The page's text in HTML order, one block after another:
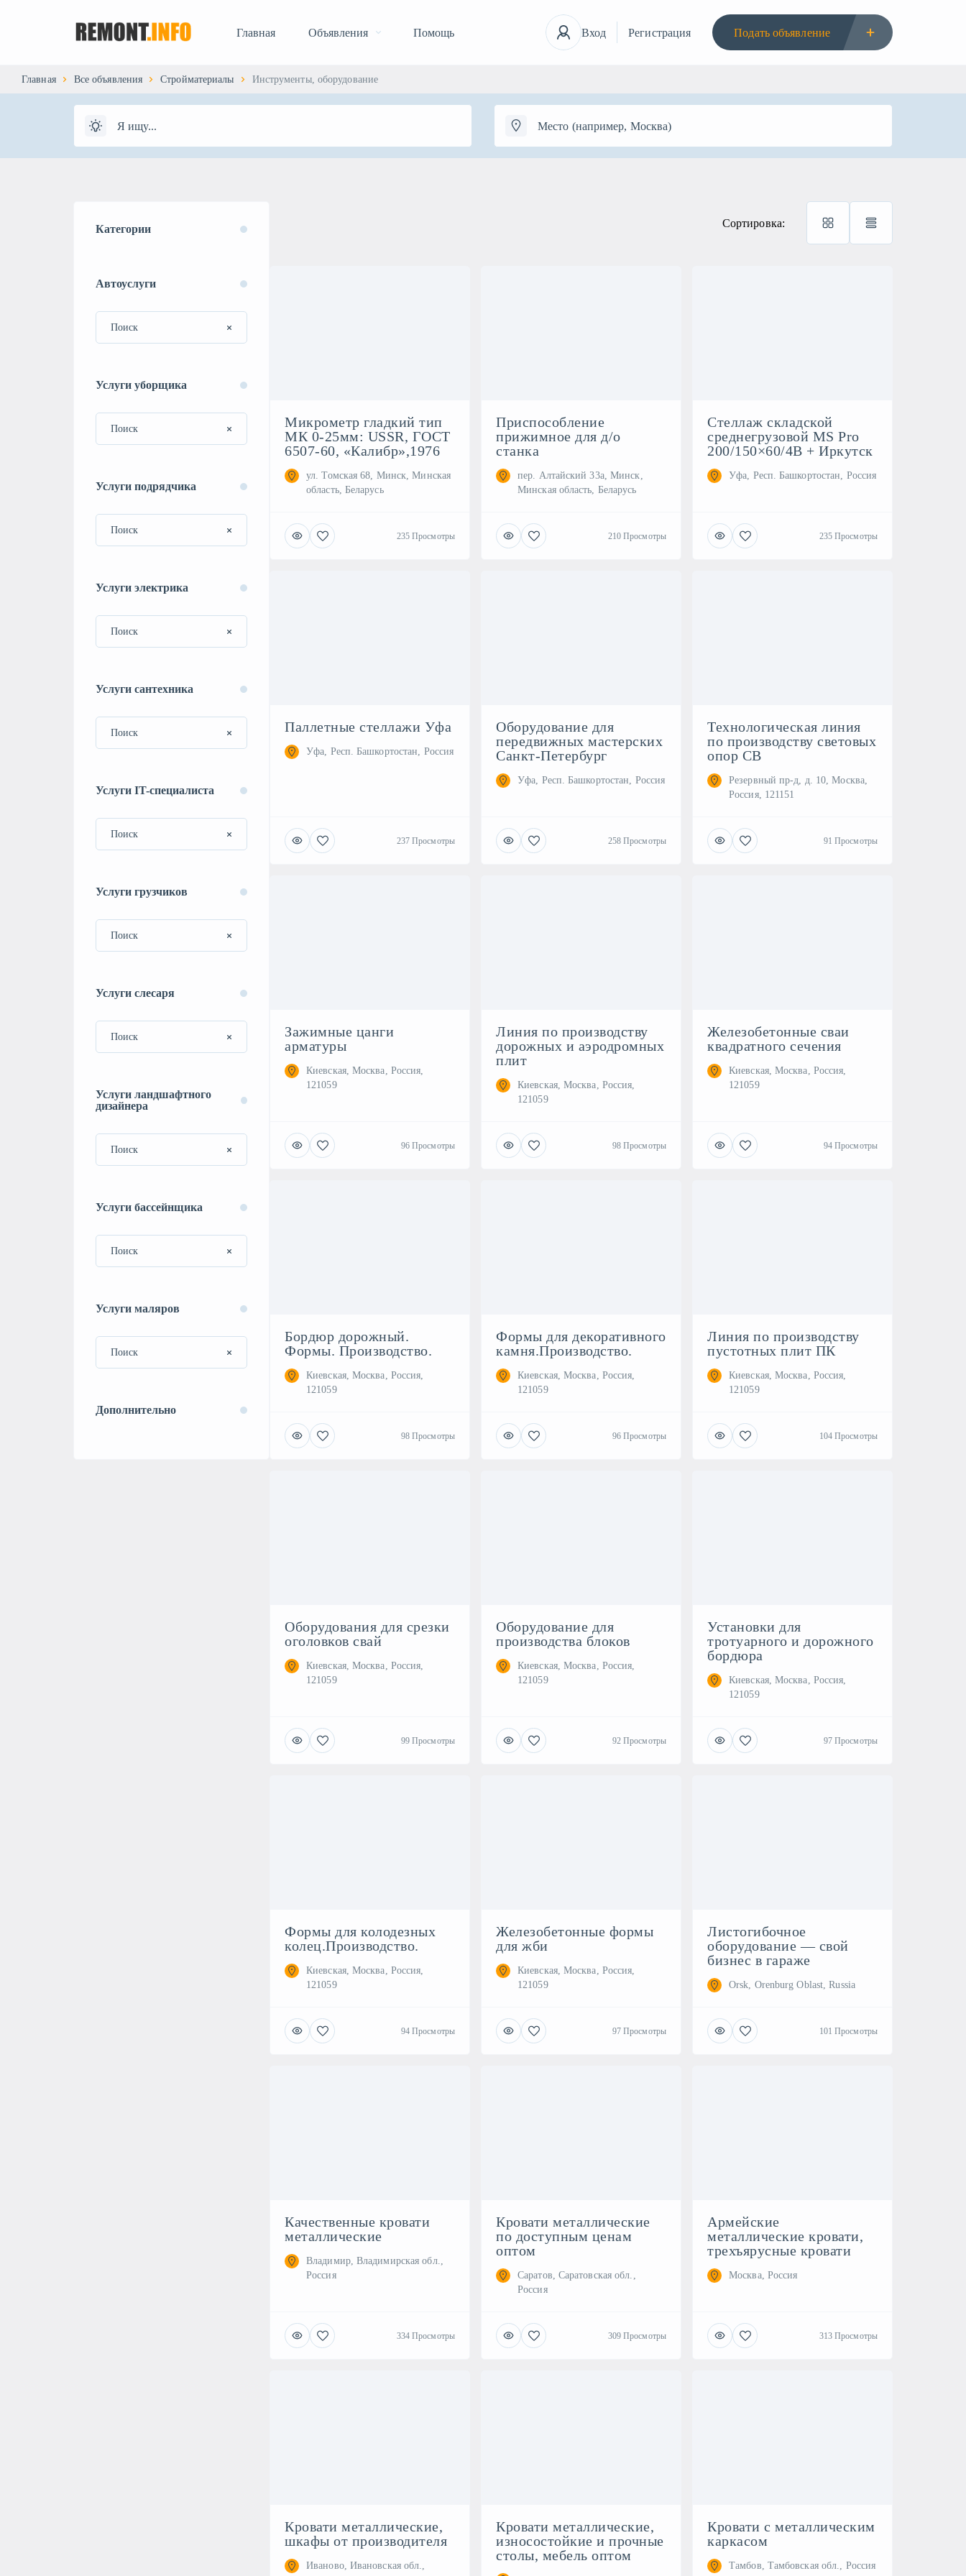
Главная Объявления Помощь Вход Регистрация Подать объявление
Главная Все объявления Стройматериалы Инструменты, оборудование
Категории
Автоуслуги
Услуги уборщика
Услуги подрядчика
Услуги электрика
Услуги сантехника
Услуги IT-специалиста
Услуги грузчиков
Услуги слесаря
Услуги ландшафтного
дизайнера
Услуги бассейнщика
Услуги маляров
Дополнительно
Сортировка:
Микрометр гладкий тип
МК 0-25мм: USSR, ГОСТ
6507-60, «Калибр»,1976
ул. Томская 68, Минск, Минская
область, Беларусь
235 Просмотры
Приспособление
прижимное для д/о
станка
пер. Алтайский 33а, Минск,
Минская область, Беларусь
210 Просмотры
Стеллаж складской
среднегрузовой MS Pro
200/150×60/4B + Иркутск
Уфа, Респ. Башкортостан, Россия
235 Просмотры
Паллетные стеллажи Уфа
Уфа, Респ. Башкортостан, Россия
237 Просмотры
Оборудование для
передвижных мастерских
Санкт-Петербург
Уфа, Респ. Башкортостан, Россия
258 Просмотры
Технологическая линия
по производству световых
опор СВ
Резервный пр-д, д. 10, Москва,
Россия, 121151
91 Просмотры
Зажимные цанги
арматуры
Киевская, Москва, Россия,
121059
96 Просмотры
Линия по производству
дорожных и аэродромных
плит
Киевская, Москва, Россия,
121059
98 Просмотры
Железобетонные сваи
квадратного сечения
Киевская, Москва, Россия,
121059
94 Просмотры
Бордюр дорожный.
Формы. Производство.
Киевская, Москва, Россия,
121059
98 Просмотры
Формы для декоративного
камня.Производство.
Киевская, Москва, Россия,
121059
96 Просмотры
Линия по производству
пустотных плит ПК
Киевская, Москва, Россия,
121059
104 Просмотры
Оборудования для срезки
оголовков свай
Киевская, Москва, Россия,
121059
99 Просмотры
Оборудование для
производства блоков
Киевская, Москва, Россия,
121059
92 Просмотры
Установки для
тротуарного и дорожного
бордюра
Киевская, Москва, Россия,
121059
97 Просмотры
Формы для колодезных
колец.Производство.
Киевская, Москва, Россия,
121059
94 Просмотры
Железобетонные формы
для жби
Киевская, Москва, Россия,
121059
97 Просмотры
Листогибочное
оборудование — свой
бизнес в гараже
Orsk, Orenburg Oblast, Russia
101 Просмотры
Качественные кровати
металлические
Владимир, Владимирская обл.,
Россия
334 Просмотры
Кровати металлические
по доступным ценам
оптом
Саратов, Саратовская обл.,
Россия
309 Просмотры
Армейские
металлические кровати,
трехъярусные кровати
Москва, Россия
313 Просмотры
Кровати металлические,
шкафы от производителя
Иваново, Ивановская обл.,
Кровати металлические,
износостойкие и прочные
столы, мебель оптом
Кровати с металлическим
каркасом
Тамбов, Тамбовская обл., Россия